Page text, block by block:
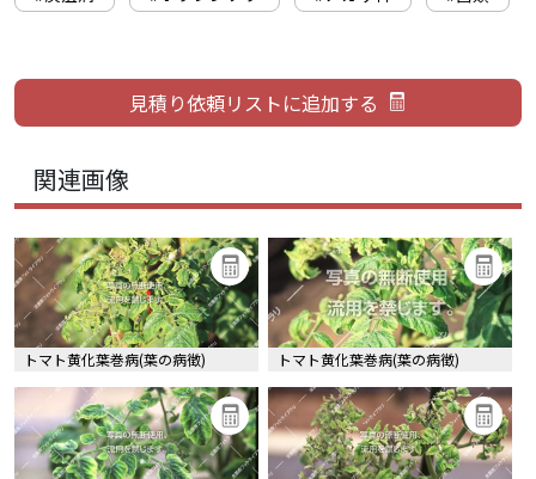
関連画像
トマト黄化葉巻病(葉の病徴) トマト黄化葉巻病(葉の病徴)